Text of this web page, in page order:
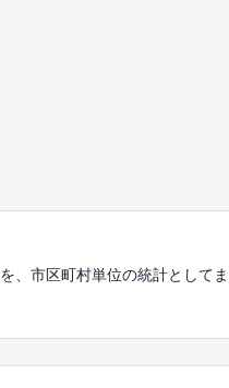
、市区町村単位の統計として